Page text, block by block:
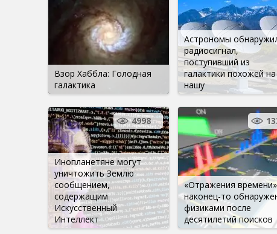
Взор Хаббла: Голодная
галактика
Астрономы
радиосигнал,
поступивший из
галактики похожей на
нашу
Инопланетяне могут
уничтожить Землю
сообщением,
содержащим
Искусственный
Интеллект
4998
«Отражения времени»
наконец-то
физиками после
десятилетий поисков